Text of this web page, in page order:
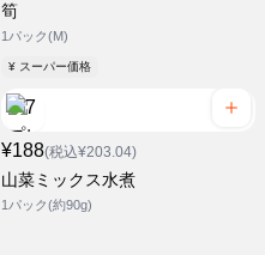
筍
1パック(M)
¥ スーパー価格
¥188(税込¥203.04)
山菜ミックス水煮
1パック(約90g)